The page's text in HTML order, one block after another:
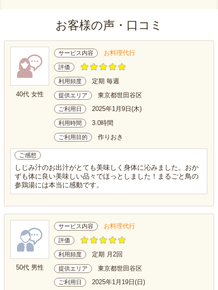
お客様の声・口コミ
40代 女性
サービス内容 お料理代行
評価
利用頻度 定期 毎週
提供エリア 東京都世田谷区
ご利用日 2025年1月9日(木)
利用時間 3.0時間
ご利用目的 作りおき
ご感想
しじみ汁のお出汁がとても美味しく身体に沁みました。おか
ずも体に良い美味しい品々でほっとしました！まるごと鳥の
参鶏湯には本当に感動です。
50代 男性
サービス内容 お料理代行
評価
利用頻度 定期 月2回
提供エリア 東京都世田谷区
ご利用日 2025年1月19日(日)